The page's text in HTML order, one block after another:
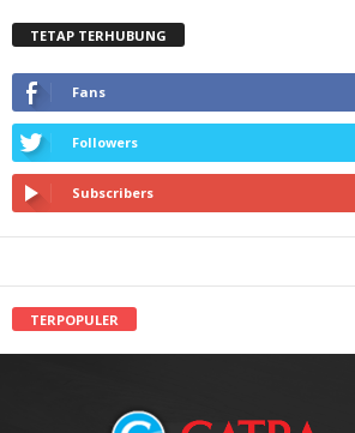
TETAP TERHUBUNG
Fans
Followers
Subscribers
TERPOPULER